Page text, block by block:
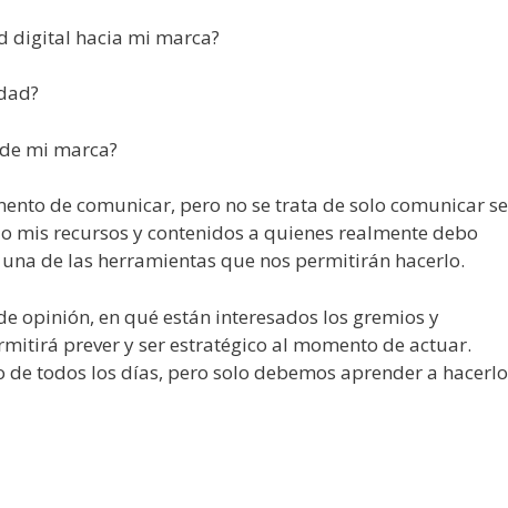
digital hacia mi marca?
mi marca?
de comunicar, pero no se trata de solo comunicar se
recursos y contenidos a quienes realmente debo
de las herramientas que nos permitirán hacerlo.
opinión, en qué están interesados los gremios y
prever y ser estratégico al momento de actuar.
de todos los días, pero solo debemos aprender a hacerlo